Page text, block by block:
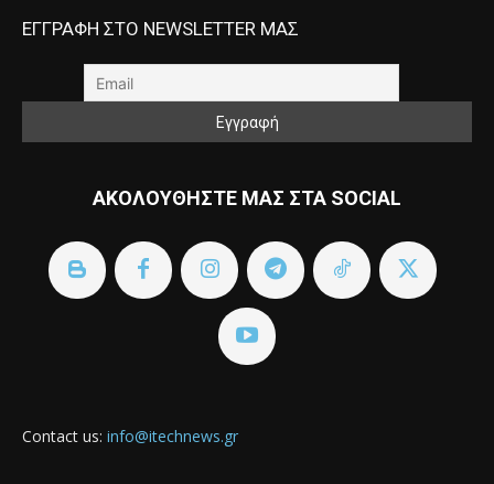
ΕΓΓΡΑΦΗ ΣΤΟ NEWSLETTER ΜΑΣ
ΑΚΟΛΟΥΘΗΣΤΕ ΜΑΣ ΣΤΑ SOCIAL
Contact us: info@itechnews.gr